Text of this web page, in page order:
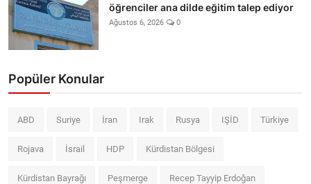
öğrenciler ana dilde eğitim talep ediyor
Ağustos 6, 2026 0
Popüler Konular
ABD Suriye İran Irak Rusya IŞİD Türkiye
Rojava İsrail HDP Kürdistan Bölgesi
Kürdistan Bayrağı Peşmerge Recep Tayyip Erdoğan